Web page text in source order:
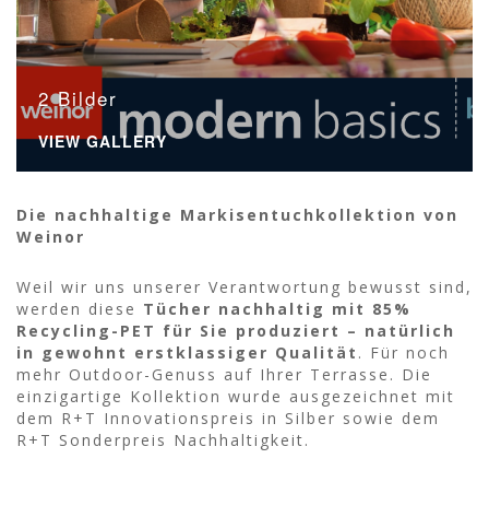
2 Bilder
VIEW GALLERY
Die nachhaltige Markisentuchkollektion von
Weinor
Weil wir uns unserer Verantwortung bewusst sind,
werden diese Tücher nachhaltig mit 85%
Recycling-PET für Sie produziert – natürlich
in gewohnt erstklassiger Qualität . Für noch
mehr Outdoor-Genuss auf Ihrer Terrasse. Die
einzigartige Kollektion wurde ausgezeichnet mit
dem R+T Innovationspreis in Silber sowie dem
R+T Sonderpreis Nachhaltigkeit.